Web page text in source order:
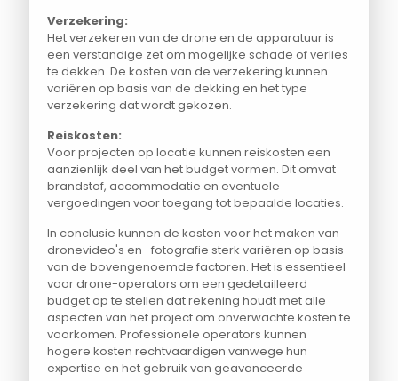
Verzekering:
Het verzekeren van de drone en de apparatuur is
een verstandige zet om mogelijke schade of verlies
te dekken. De kosten van de verzekering kunnen
variëren op basis van de dekking en het type
verzekering dat wordt gekozen.
Reiskosten:
Voor projecten op locatie kunnen reiskosten een
aanzienlijk deel van het budget vormen. Dit omvat
brandstof, accommodatie en eventuele
vergoedingen voor toegang tot bepaalde locaties.
In conclusie kunnen de kosten voor het maken van
dronevideo's en -fotografie sterk variëren op basis
van de bovengenoemde factoren. Het is essentieel
voor drone-operators om een gedetailleerd
budget op te stellen dat rekening houdt met alle
aspecten van het project om onverwachte kosten te
voorkomen. Professionele operators kunnen
hogere kosten rechtvaardigen vanwege hun
expertise en het gebruik van geavanceerde